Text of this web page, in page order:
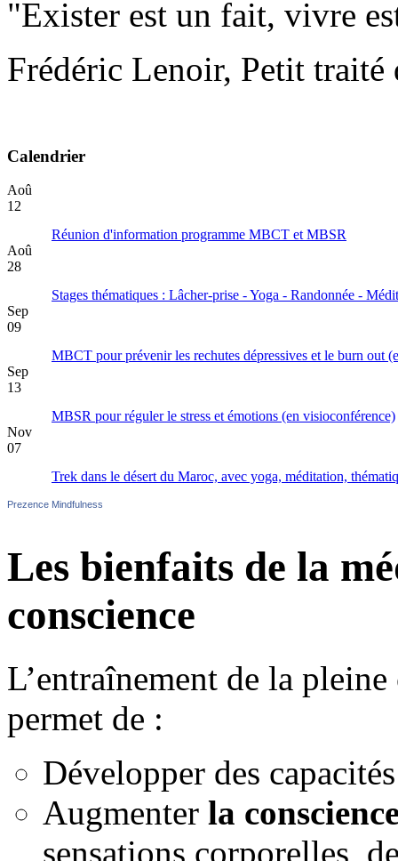
"Exister est un fait, vivre
Frédéric Lenoir, Petit
Calendrier
Aoû
12
Réunion d'information programme MBCT et MBSR
Aoû
28
Stages thématiques : Lâcher-prise - Yoga - Randonnée -
Sep
09
MBCT pour prévenir les rechutes dépressives et le burn out
Sep
13
MBSR pour réguler le stress et émotions (en visioconférence)
Nov
07
Trek dans le désert du Maroc, avec yoga, méditation,
Prezence Mindfulness
Les bienfaits de la
conscience
L’entraînement de la
permet de :
Développer des
Augmenter la
sensations corporelles,